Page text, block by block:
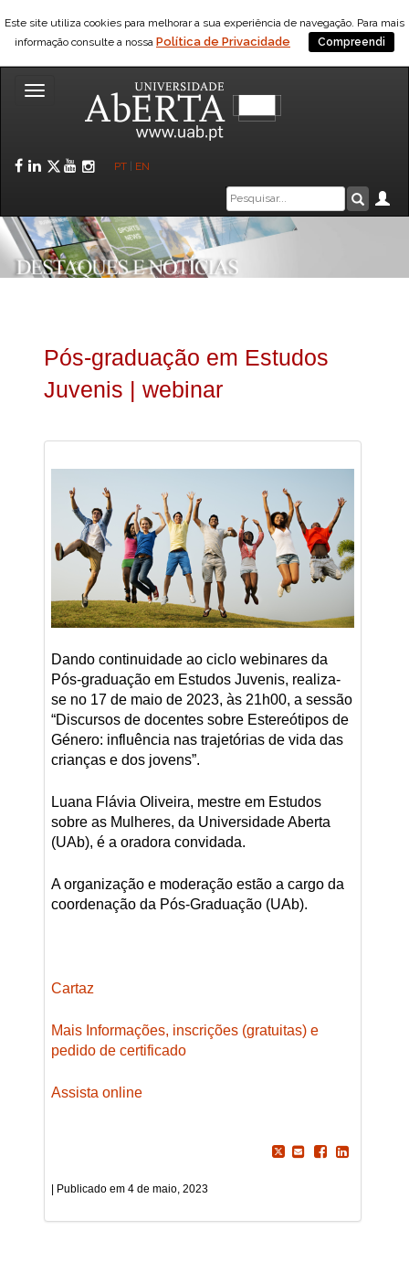
Este site utiliza cookies para melhorar a sua experiência de navegação. Para mais
informação consulte a nossa Política de Privacidade Compreendi
Toggle
Facebook
LinkedIn
Twitter
YouTube
Instagram
PT EN
Caixa
de
pesquisa
Pós-graduação em Estudos
Juvenis | webinar
Dando continuidade ao ciclo webinares da
Pós-graduação em Estudos Juvenis, realiza-
se no 17 de maio de 2023, às 21h00, a sessão
“Discursos de docentes sobre Estereótipos de
Género: influência nas trajetórias de vida das
crianças e dos jovens”.
Luana Flávia Oliveira, mestre em Estudos
sobre as Mulheres, da Universidade Aberta
(UAb), é a oradora convidada.
A organização e moderação estão a cargo da
coordenação da Pós-Graduação (UAb).
Cartaz
Mais Informações, inscrições (gratuitas) e
pedido de certificado
Assista online
4 de maio, 2023